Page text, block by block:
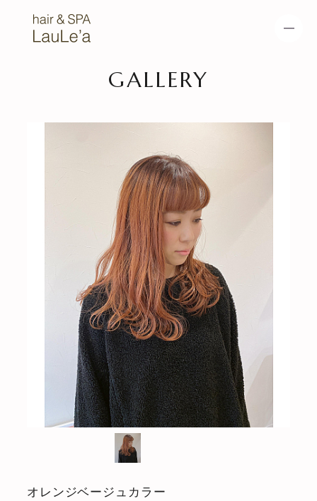
METEO TREATME
HEAD SPA
SALON
GALLERY
オレンジベージュカラー